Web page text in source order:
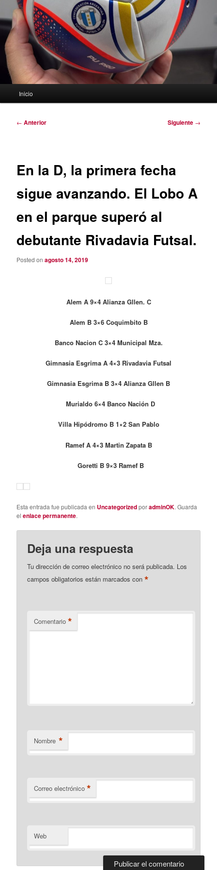
Inicio
Navegación
← Anterior Siguiente →
En la D, la primera fecha
sigue avanzando. El Lobo A
en el parque superó al
debutante Rivadavia Futsal.
Posted onagosto 14, 2019
Alem A 9×4 Alianza Gllen. C
Alem B 3×6 Coquimbito B
Banco Nacion C 3×4 Municipal Mza.
Gimnasia Esgrima A 4×3 Rivadavia Futsal
Gimnasia Esgrima B 3×4 Alianza Gllen B
Murialdo 6×4 Banco Nación D
Villa Hipódromo B 1×2 San Pablo
Ramef A 4×3 Martin Zapata B
Goretti B 9×3 Ramef B
Esta entrada fue publicada en UncategorizedporadminOK. Guarda
elenlace permanente.
Deja una respuesta
Tu dirección de correo electrónico no será publicada. Los
campos obligatorios están marcados con*
Comentario *
Nombre *
Correo electrónico *
Web